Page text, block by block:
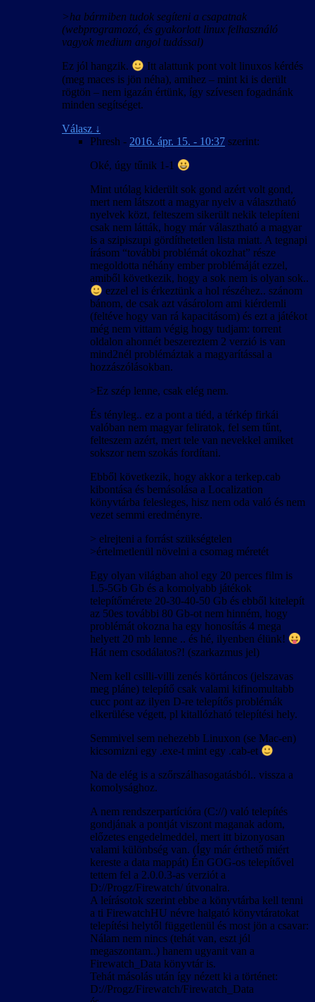
>ha bármiben tudok segíteni a csapatnak
(webprogramozó, és gyakorlott linux felhasználó
vagyok medium angol tudással)
Ez jól hangzik.
Itt alattunk pont volt linuxos kérdés
(meg maces is jön néha), amihez – mint ki is derült
rögtön – nem igazán értünk, így szívesen fogadnánk
minden segítséget.
Válasz ↓
Phresh - 2016. ápr. 15. - 10:37 szerint:
Oké, úgy tűnik 1-1
Mint utólag kiderült sok gond azért volt gond,
mert nem látszott a magyar nyelv a választható
nyelvek közt, felteszem sikerült nekik telepíteni
csak nem látták, hogy már választható a magyar
is a szipiszupi gördíthetetlen lista miatt. A tegnapi
írásom “további problémát okozhat” része
megoldotta néhány ember problémáját ezzel,
amiből következik, hogy a sok nem is olyan sok..
ezzel el is érkeztünk a hol részéhez.. szánom
bánom, de csak azt vásárolom ami kiérdemli
(feltéve hogy van rá kapacitásom) és ezt a játékot
még nem vittam végig hogy tudjam: torrent
oldalon ahonnét beszereztem 2 verzió is van
mind2nél problémáztak a magyarítással a
hozzászólásokban.
>Ez szép lenne, csak elég nem.
És tényleg.. ez a pont a tiéd, a térkép firkái
valóban nem magyar feliratok, fel sem tűnt,
felteszem azért, mert tele van nevekkel amiket
sokszor nem szokás fordítani.
Ebből következik, hogy akkor a terkep.cab
kibontása és bemásolása a Localization
könyvtárba felesleges, hisz nem oda való és nem
vezet semmi eredményre.
> elrejteni a forrást szükségtelen
>értelmetlenül növelni a csomag méretét
Egy olyan világban ahol egy 20 perces film is
1.5-5Gb Gb és a komolyabb játékok
telepítőmérete 20-30-40-50 Gb és ebből kitelepít
az 50es további 80 Gb-ot nem hinném, hogy
problémát okozna ha egy honosítás 4 mega
helyett 20 mb lenne .. és hé, ilyenben élünk!
Hát nem csodálatos?! (szarkazmus jel)
Nem kell csilli-villi zenés körtáncos (jelszavas
meg pláne) telepítő csak valami kifinomultabb
cucc pont az ilyen D-re telepítős problémák
elkerülése végett, pl kitallózható telepítési hely.
Semmivel sem nehezebb Linuxon (se Mac-en)
kicsomizni egy .exe-t mint egy .cab-et
Na de elég is a szőrszálhasogatásból.. vissza a
komolysághoz.
A nem rendszerpartícióra (C://) való telepítés
gondjának a pontját viszont maganak adom,
előzetes engedelmeddel, mert itt bizonyosan
valami különbség van. (Így már érthető miért
kereste a data mappát) Én GOG-os telepítővel
tettem fel a 2.0.0.3-as verziót a
D://Progz/Firewatch/ útvonalra.
A leírásotok szerint ebbe a könyvtárba kell tenni
a ti FirewatchHU névre halgató könyvtáratokat
telepítési helytől függetlenül és most jön a csavar:
Nálam nem nincs (tehát van, eszt jól
megaszontam..) hanem ugyanit van a
Firewatch_Data könyvtár is.
Tehát másolás után így nézett ki a történet:
D://Progz/Firewatch/Firewatch_Data